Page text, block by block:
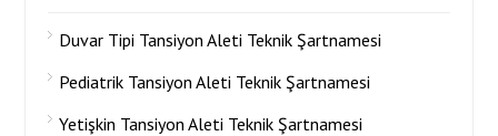
Duvar Tipi Tansiyon Aleti Teknik Şartnamesi
Pediatrik Tansiyon Aleti Teknik Şartnamesi
Yetişkin Tansiyon Aleti Teknik Şartnamesi